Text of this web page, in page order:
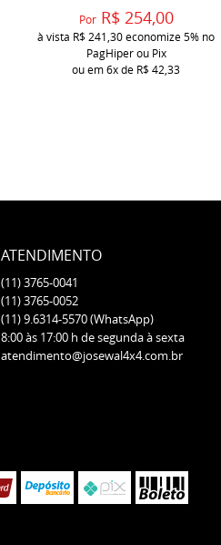
Por R$ 254,00
à vista R$ 241,30economize5% no
PagHiper ou Pix
ou em6xde R$ 42,33
ATENDIMENTO
(11)3765-0041
(11)3765-0052
(11)9.6314-5570(WhatsApp)
8:00 às 17:00 h de segunda à sexta
atendimento@josewal4x4.com.br